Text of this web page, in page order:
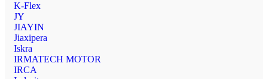
K-Flex
JY
JIAYIN
Jiaxipera
Iskra
IRMATECH MOTOR
IRCA